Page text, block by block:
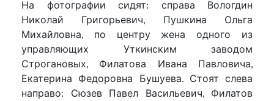
На фотографии сидят: справа Вологдин
Николай Григорьевич, Пушкина Ольга
Михайловна, по центру жена одного из
управляющих Уткинским заводом
Строгановых, Филатова Ивана Павловича,
Екатерина Федоровна Бушуева. Стоят слева
направо: Сюзев Павел Васильевич, Филатов